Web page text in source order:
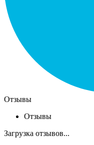
Отзывы
Отзывы
Загрузка отзывов...